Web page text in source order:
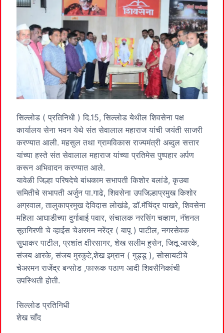
सिल्लोड ( प्रतिनिधी ) दि.15, सिल्लोड येथील शिवसेना पक्ष
कार्यालय सेना भवन येथे संत सेवालाल महाराज यांची जयंती साजरी
करण्यात आली. महसुल तथा ग्रामविकास राज्यमंत्री अब्दुल सत्तार
यांच्या हस्ते संत सेवालाल महाराज यांच्या प्रतिमेस पुष्पहार अर्पण
करून अभिवादन करण्यात आले.
यावेळी जिल्हा परिषदेचे बांधकाम सभापती किशोर बलांडे, कृउबा
समितीचे सभापती अर्जुन पा.गाढे, शिवसेना उपजिल्हाप्रमुख किशोर
अग्रवाल, तालुकाप्रमुख देविदास लोखंडे, डॉ.मॅचिंद्र पाखरे, शिवसेना
महिला आघाडीच्या दुर्गाबाई पवार, संचालक नरसिंग चव्हाण, नॅशनल
सूतगिरणी चे व्हाईस चेअरमन नरेंद्र ( बापू ) पाटील, नगरसेवक
सुधाकर पाटील, प्रशांत क्षीरसागर, शेख सलीम हुसेन, जितू आरके,
संजय आरके, संजय मुरकुटे,शेख इम्रान ( गुड्डू ), सोसायटीचे
चेअरमन राजेंद्र बन्सोड ,फारूक पठाण आदी शिवसैनिकांची
उपस्थिती होती.
सिल्लोड प्रतिनिधी
शेख चाँद